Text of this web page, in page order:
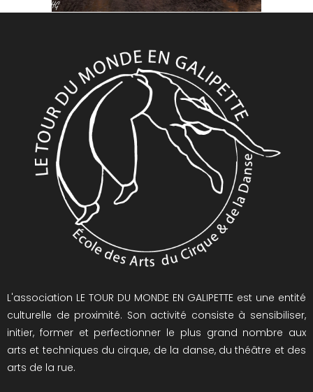
L'association LE TOUR DU MONDE EN GALIPETTE est une entité
culturelle de proximité. Son activité consiste à sensibiliser,
initier, former et perfectionner le plus grand nombre aux
arts et techniques du cirque, de la danse, du théâtre et des
arts de la rue.